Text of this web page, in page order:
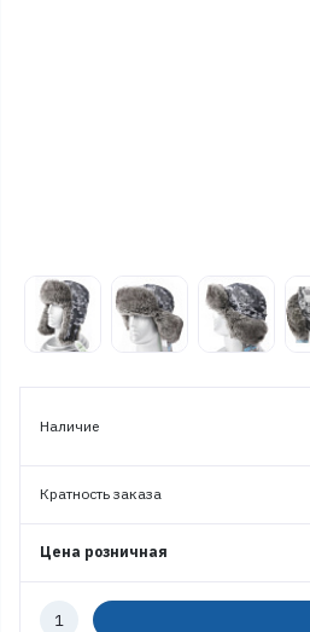
Наличие
Кратность заказа
Цена розничная
Количество